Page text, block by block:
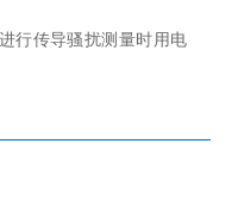
行传导骚扰测量时用电